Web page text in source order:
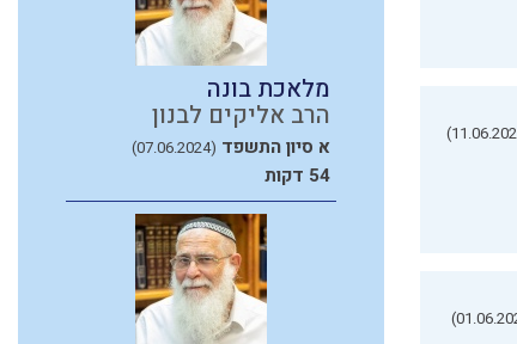
מלאכת בונה
הרב אליקים לבנון
א סיון התשפד (07.06.2024)
54 דקות